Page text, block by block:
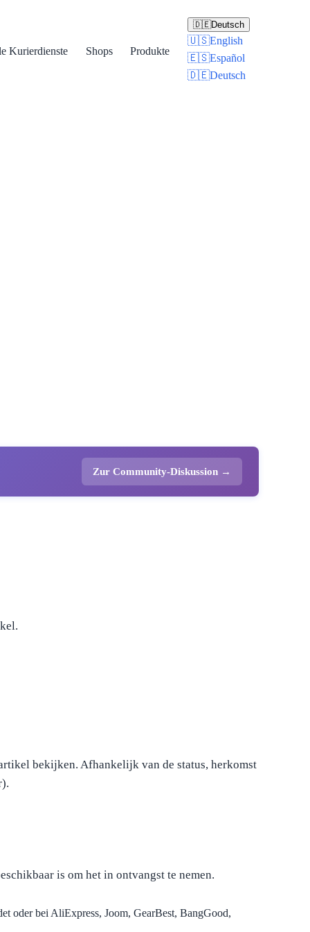
Kurierdienste Shops Produkte
🇩🇪Deutsch
🇺🇸English
🇪🇸Español
🇩🇪Deutsch
Zur Community-Diskussion →
bekijken. Afhankelijk van de status, herkomst
is om het in ontvangst te nemen.
oder bei AliExpress, Joom, GearBest, BangGood,